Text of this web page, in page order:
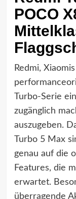
POCO
Redmi,
Turbo-Serie
zugänglich
auszugeben.
Turbo 5 Max
genau auf die
Features, die
erwartet.
überragende